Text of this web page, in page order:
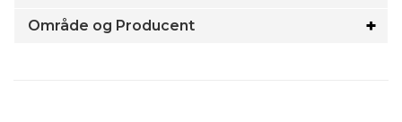
Område og Producent